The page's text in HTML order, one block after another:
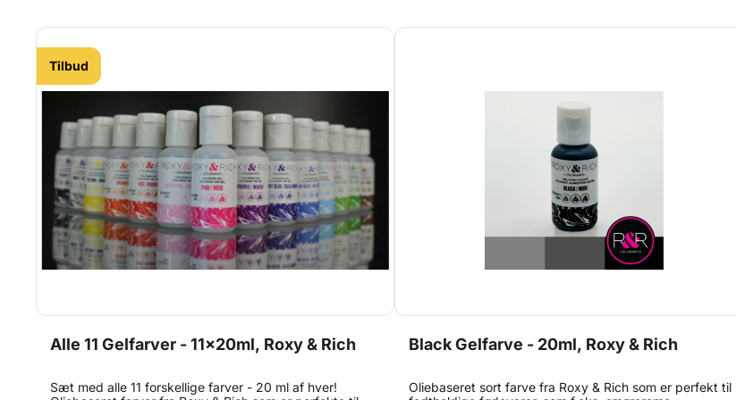
mere farve i hvert gram. Alt sammen godkendt til brug i
mere farve i hvert gram. Alt sammen godkendt til brug i
Tilbud
Alle 11 Gelfarver - 11x20ml, Roxy & Rich
Sæt med alle 11 forskellige farver - 20 ml af hver!
Black Gelfarve - 20ml, Roxy & Rich
Oliebaseret sort farve fra Roxy & Rich som er perfekt til